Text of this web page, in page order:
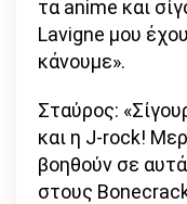
τα anime και
Lavigne μου
κάνουμε».
Σταύρος:
και η J-rock!
βοηθούν σε
στους